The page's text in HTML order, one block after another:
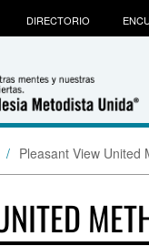
DIRECTORIO
Pleasant View United